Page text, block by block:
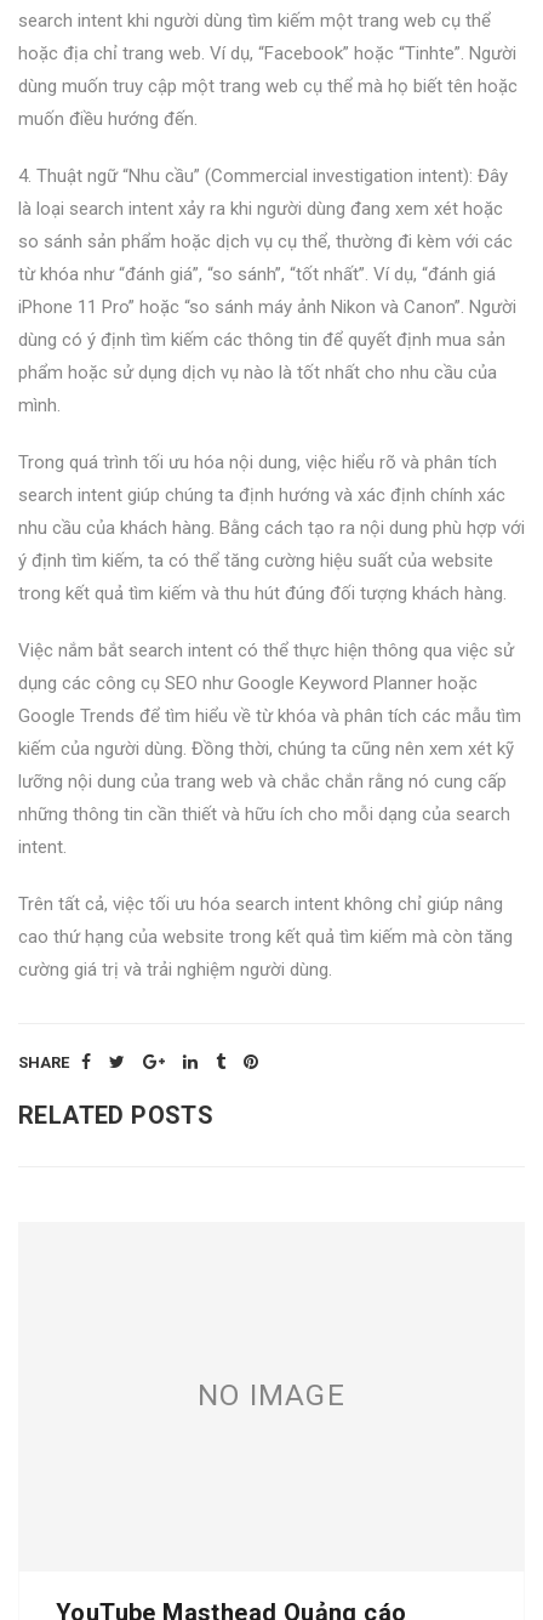
search intent khi người dùng tìm kiếm một trang web cụ thể
hoặc địa chỉ trang web. Ví dụ, “Facebook” hoặc “Tinhte”. Người
dùng muốn truy cập một trang web cụ thể mà họ biết tên hoặc
muốn điều hướng đến.
4. Thuật ngữ “Nhu cầu” (Commercial investigation intent): Đây
là loại search intent xảy ra khi người dùng đang xem xét hoặc
so sánh sản phẩm hoặc dịch vụ cụ thể, thường đi kèm với các
từ khóa như “đánh giá”, “so sánh”, “tốt nhất”. Ví dụ, “đánh giá
iPhone 11 Pro” hoặc “so sánh máy ảnh Nikon và Canon”. Người
dùng có ý định tìm kiếm các thông tin để quyết định mua sản
phẩm hoặc sử dụng dịch vụ nào là tốt nhất cho nhu cầu của
mình.
Trong quá trình tối ưu hóa nội dung, việc hiểu rõ và phân tích
search intent giúp chúng ta định hướng và xác định chính xác
nhu cầu của khách hàng. Bằng cách tạo ra nội dung phù hợp với
ý định tìm kiếm, ta có thể tăng cường hiệu suất của website
trong kết quả tìm kiếm và thu hút đúng đối tượng khách hàng.
Việc nắm bắt search intent có thể thực hiện thông qua việc sử
dụng các công cụ SEO như Google Keyword Planner hoặc
Google Trends để tìm hiểu về từ khóa và phân tích các mẫu tìm
kiếm của người dùng. Đồng thời, chúng ta cũng nên xem xét kỹ
lưỡng nội dung của trang web và chắc chắn rằng nó cung cấp
những thông tin cần thiết và hữu ích cho mỗi dạng của search
intent.
Trên tất cả, việc tối ưu hóa search intent không chỉ giúp nâng
cao thứ hạng của website trong kết quả tìm kiếm mà còn tăng
cường giá trị và trải nghiệm người dùng.
SHARE
RELATED POSTS
NO IMAGE
YouTube Masthead Quảng cáo